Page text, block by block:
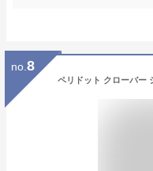
no. 8